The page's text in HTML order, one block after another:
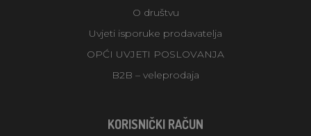
O društvu
Uvjeti isporuke prodavatelja
OPĆI UVJETI POSLOVANJA
B2B – veleprodaja
KORISNIČKI RAČUN